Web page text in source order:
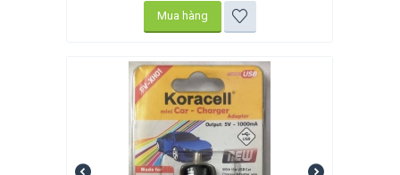
Mua hàng